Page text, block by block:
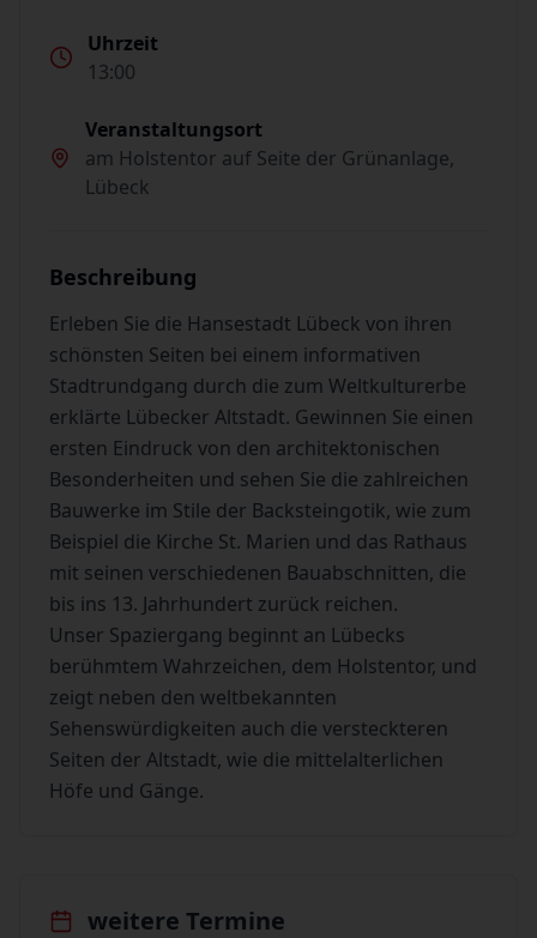
Uhrzeit
13:00
Veranstaltungsort
am Holstentor auf Seite der Grünanlage,
Lübeck
Beschreibung
Erleben Sie die Hansestadt Lübeck von ihren
schönsten Seiten bei einem informativen
Stadtrundgang durch die zum Weltkulturerbe
erklärte Lübecker Altstadt. Gewinnen Sie einen
ersten Eindruck von den architektonischen
Besonderheiten und sehen Sie die zahlreichen
Bauwerke im Stile der Backsteingotik, wie zum
Beispiel die Kirche St. Marien und das Rathaus
mit seinen verschiedenen Bauabschnitten, die
bis ins 13. Jahrhundert zurück reichen.
Unser Spaziergang beginnt an Lübecks
berühmtem Wahrzeichen, dem Holstentor, und
zeigt neben den weltbekannten
Sehenswürdigkeiten auch die versteckteren
Seiten der Altstadt, wie die mittelalterlichen
Höfe und Gänge.
weitere Termine